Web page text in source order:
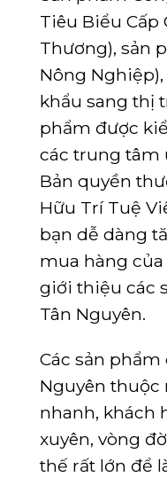
Tiêu Biểu Cấp
Thương), sản
Nông
khẩu sang thị
phẩm được
các trung tâm
Bản quyền
Hữu Trí Tuệ
bạn dễ dàng
mua hàng
giới thiệu các
Tân Nguyên.
Các sản phẩm
Nguyên
nhanh, khách
xuyên, vòng
thế rất lớn để